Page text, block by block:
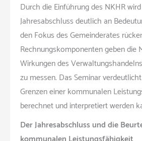
Durch die Einführung des NKHR
Jahresabschluss deutlich an
den Fokus des Gemeinderates
Rechnungskomponenten geben die
Wirkungen des
zu messen. Das Seminar
Grenzen einer kommunalen
berechnet und interpretiert werden
Der Jahresabschluss und die